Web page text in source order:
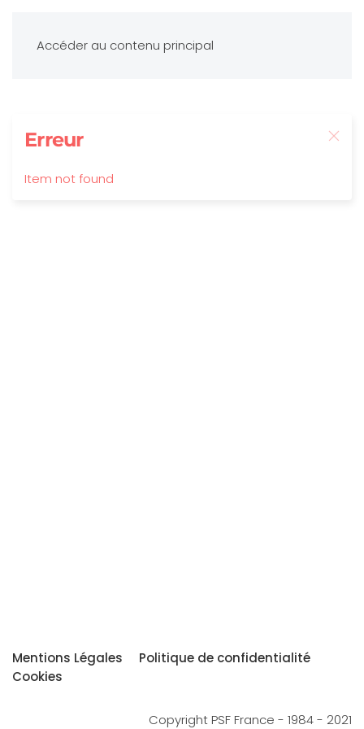
Accéder au contenu principal
Erreur
Item not found
Mentions Légales
Politique de confidentialité
Cookies
Copyright PSF France - 1984 - 2021